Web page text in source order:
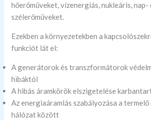
hőerőműveket, vízenergiás, nukleáris, nap-
szélerőműveket.
Ezekben a környezetekben a
funkciót lát el:
A generátorok és transzformátorok
hibáktól
A hibás áramkörök elszigetelése
Az energiaáramlás szabályozása a termelő
hálózat között